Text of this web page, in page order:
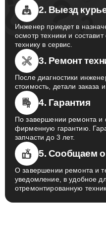
2. Выезд
Инженер приедет в
осмотр техники и
технику в сервис.
3. Ремонт
После диагностики
стоимость, детали заказа
4. Гарантия
По завершении ремонта
фирменную гарантию.
запчасти до 3 лет.
5. Сообщаем о
О завершении ремонта и
уведомление, в удобное
отремонтированную